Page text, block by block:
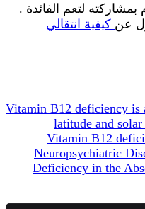
لتعم الفائدة .
عن كيفية انتقالي
Vitamin B12 deficiency is
latitude and
Vitamin B12
Neuropsychiatric
Deficiency in the